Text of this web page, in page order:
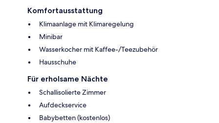
Komfortausstattung
Klimaanlage mit Klimaregelung
Minibar
Wasserkocher mit Kaffee-/Teezubehör
Hausschuhe
Für erholsame Nächte
Schallisolierte Zimmer
Aufdeckservice
Babybetten (kostenlos)